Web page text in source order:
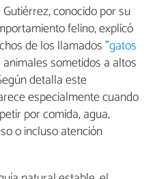
conocido por su
felino, explicó
de los llamados "gatos
sometidos a altos
detalla este
especialmente cuando
por comida, agua,
o incluso atención